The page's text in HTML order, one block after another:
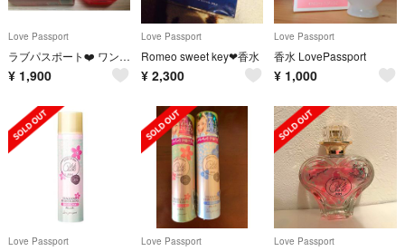
Love Passport
ラブパスポート❤️ ワンラブ オードパルファム
¥ 1,900
Love Passport
Romeo sweet key❤︎香水
¥ 2,300
Love Passport
香水 LovePassport
¥ 1,000
Love Passport Love Passport Love Passport